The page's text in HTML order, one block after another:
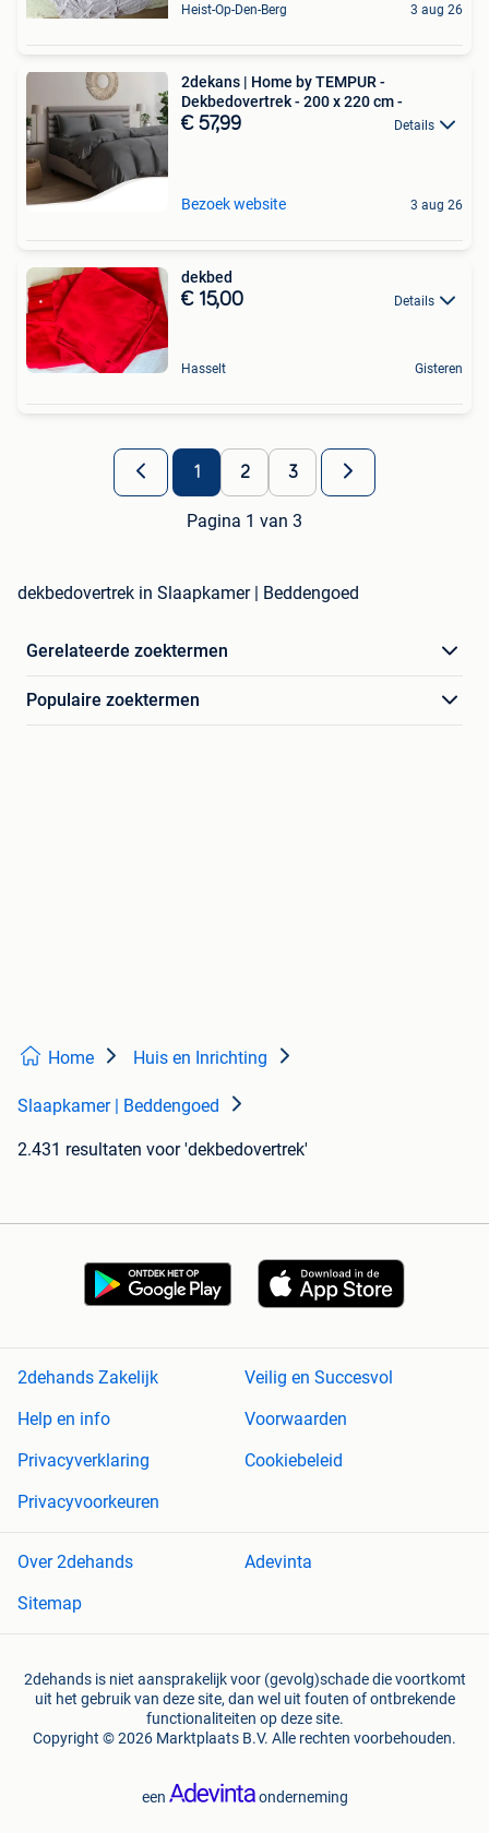
Heist-Op-Den-Berg 3 aug 26
2dekans | Home by TEMPUR -
Dekbedovertrek - 200 x 220 cm -
€ 57,99 Details
Bezoek website 3 aug 26
dekbed
€ 15,00 Details
Hasselt Gisteren
1 2 3
Pagina 1 van 3
dekbedovertrek in Slaapkamer | Beddengoed
Gerelateerde zoektermen
Populaire zoektermen
Home Huis en Inrichting
Slaapkamer | Beddengoed
2.431 resultaten voor 'dekbedovertrek'
2dehands Zakelijk
Veilig en Succesvol
Help en info
Voorwaarden
Privacyverklaring
Cookiebeleid
Privacyvoorkeuren
Over 2dehands
Adevinta
Sitemap
2dehands is niet aansprakelijk voor (gevolg)schade die voortkomt
uit het gebruik van deze site, dan wel uit fouten of ontbrekende
functionaliteiten op deze site.
Copyright © 2026 Marktplaats B.V. Alle rechten voorbehouden.
een onderneming